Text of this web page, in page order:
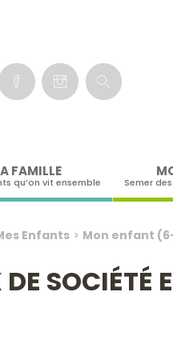
FAMILLE
qu’on vit ensemble Semer
Enfants> Mon enfant
SOCIÉTÉ